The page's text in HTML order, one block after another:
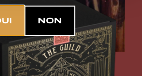
NON